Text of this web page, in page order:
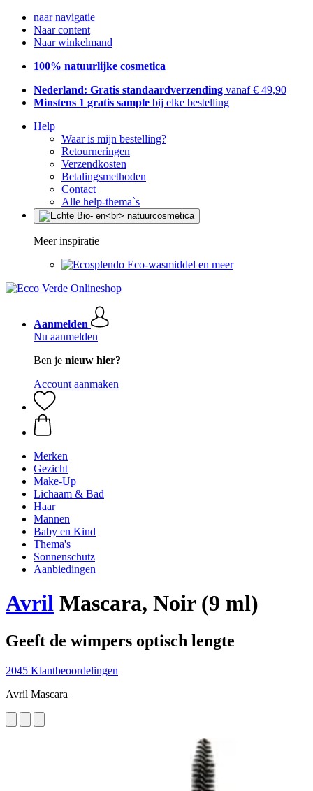
naar navigatie
Naar content
Naar winkelmand
100% natuurlijke cosmetica
Nederland: Gratis standaardverzending vanaf € 49,90
Minstens 1 gratis sample bij elke bestelling
Help
Waar is mijn bestelling?
Retourneringen
Verzendkosten
Betalingsmethoden
Contact
Alle help-thema`s
Meer inspiratie
Eco-wasmiddel en meer
Aanmelden
Nu aanmelden
Ben je nieuw hier?
Account aanmaken
Merken
Gezicht
Make-Up
Lichaam & Bad
Haar
Mannen
Baby en Kind
Thema's
Sonnenschutz
Aanbiedingen
Avril Mascara, Noir (9 ml)
Geeft de wimpers optisch lengte
2045 Klantbeoordelingen
Avril Mascara